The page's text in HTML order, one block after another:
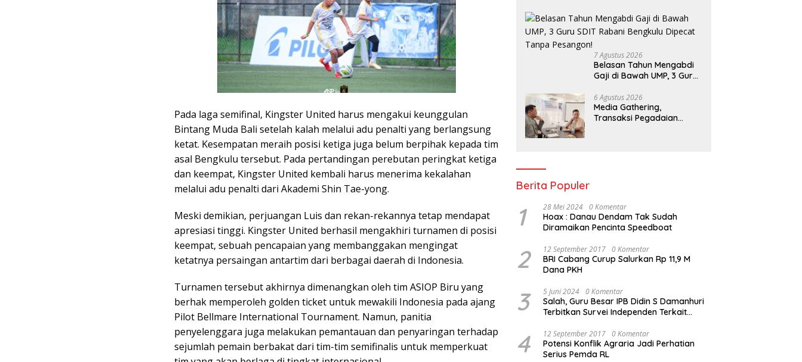
‎Pada laga semifinal, Kingster United harus mengakui keunggulan
Bintang Muda Bali setelah kalah melalui adu penalti yang berlangsung
ketat. Kesempatan meraih posisi ketiga juga belum berpihak kepada tim
asal Bengkulu tersebut. Pada pertandingan perebutan peringkat ketiga
dan keempat, Kingster United kembali harus menerima kekalahan
melalui adu penalti dari Akademi Shin Tae-yong.
‎Meski demikian, perjuangan Luis dan rekan-rekannya tetap mendapat
apresiasi tinggi. Kingster United berhasil mengakhiri turnamen di posisi
keempat, sebuah pencapaian yang membanggakan mengingat
ketatnya persaingan antartim dari berbagai daerah di Indonesia.
‎Turnamen tersebut akhirnya dimenangkan oleh tim ASIOP Biru yang
berhak memperoleh golden ticket untuk mewakili Indonesia pada ajang
Pilot Bellmare International Tournament. Namun, panitia
penyelenggara juga melakukan pemantauan dan penyaringan terhadap
sejumlah pemain berbakat dari tim-tim semifinalis untuk memperkuat
7 Agustus 2026
Belasan Tahun Mengabdi
Gaji di Bawah UMP, 3 Guru
Dipecat Tanpa Pesangon!
6 Agustus 2026
Media Gathering,
Transaksi Pegadaian
Berita Populer
1 28 Mei 2024 0 Komentar
Hoax : Danau Dendam Tak Sudah
Diramaikan Pencinta Speedboat
2 12 September 2017 0 Komentar
BRI Cabang Curup Salurkan Rp 11,9 M
Dana PKH
3 5 Juni 2024 0 Komentar
Salah, Guru Besar IPB Didin S Damanhuri
Terbitkan Survei Independen Terkait
4 12 September 2017 0 Komentar
Potensi Konflik Agraria Jadi Perhatian
Serius Pemda RL